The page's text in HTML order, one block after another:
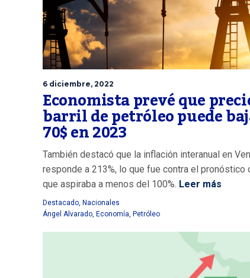
6 diciembre, 2022
Economista prevé que
barril de petróleo puede
70$ en 2023
También destacó que la inflación interanual en
responde a 213%, lo que fue contra el pronóstico
que aspiraba a menos del 100%. Leer más
Destacado Nacionales
Ángel Alvarado Economía Petróleo